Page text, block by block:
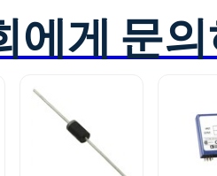
에게 문